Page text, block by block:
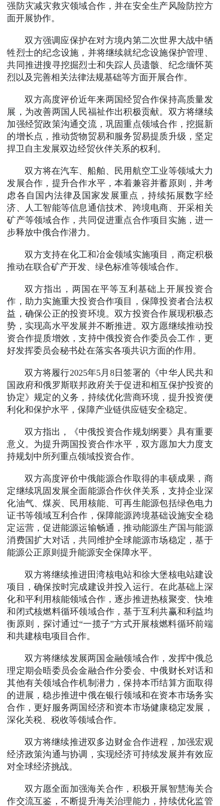
强防灾减灾救灾领域合作，并在安全生产风险防控方
面开展协作。
双方强调应保护在对方境内第二次世界大战中牺
牲烈士的纪念设施，并将继续就纪念设施保护管理、
共同推进搜寻挖掘烈士和失踪人员遗骸、纪念缅怀英
烈以及完善相关法律法规基础等方面开展合作。
双方高度评价近年来两国经贸合作保持高质量发
展，为改善两国人民福祉作出积极贡献。双方将继续
加强经贸政策沟通交流，巩固重点领域合作，挖掘新
的增长点，推动货物贸易和服务贸易提质升级，坚定
捍卫自主发展双边经贸伙伴关系的权利。
双方将在汽车、船舶、民用航空工业等领域大力
发展合作，提升合作水平，本着兼容并蓄原则，并考
虑各自国内法律及国家发展重点，持续拓展数字经
济、人工智能等信息通信技术、跨境电商、开采相关
矿产等领域合作，共同促进重点合作项目实施，进一
步释放中俄合作潜力。
双方支持在化工和冶金领域实施项目，商定积极
推动在联合矿产开发、绿色标准等领域合作。
双方指出，两国在平等互利基础上开展投资合
作，助力实施重大投资合作项目，保障投资者合法权
益，确保公正的投资环境。双方投资合作展现积极态
势，实现高水平发展并不断推进。双方愿继续推动投
资合作提质增效，支持中俄投资合作委员会工作，更
好发挥委员会秘书处在落实各项共识方面的作用。
双方将履行2025年5月8日签署的《中华人民共和
国政府和俄罗斯联邦政府关于促进和相互保护投资的
协定》规定的义务，持续优化营商环境，提升投资便
利化和保护水平，保障产业链供应链安全稳定。
双方指出，《中俄投资合作规划纲要》具有重要
意义。为提升两国投资合作水平，双方愿加大力度支
持规划中所列重点领域投资合作。
双方高度评价中俄能源合作取得的丰硕成果，商
定继续巩固发展全面能源合作伙伴关系，支持企业深
化油气、煤炭、民用核能、可再生能源包括绿色电力
证书等领域互利合作，保障能源跨境基础设施安全稳
定运营，促进能源运输畅通，推动能源生产国与能源
消费国扩大对话，共同维护全球能源市场稳定，基于
能源公正原则提升能源安全保障水平。
双方将继续推进田湾核电站和徐大堡核电站建设
项目，确保按时完成建设并投入运行。在此基础上深
化和平利用核能领域合作，逐步推进热核聚变、快堆
和闭式核燃料循环领域合作，基于互利共赢和利益均
衡原则，探讨通过“一揽子”方式开展核燃料循环前端
和共建核电项目合作。
双方将继续发展两国金融领域合作，发挥中俄总
理定期会晤委员会金融合作分委会、中俄财长对话和
其他有关领域合作机制潜力，保持本币结算方面取得
的进展，稳步推进中俄在银行领域和在资本市场务实
合作，更好服务两国经济和资本市场健康稳定发展，
深化关税、税收等领域合作。
双方将继续推进双多边财金合作进程，加强宏观
经济政策沟通与协调，实现经济可持续发展并有效应
对全球经济挑战。
双方愿全面加强海关合作，积极开展智慧海关合
作交流互鉴，不断提升海关治理能力，持续优化监管